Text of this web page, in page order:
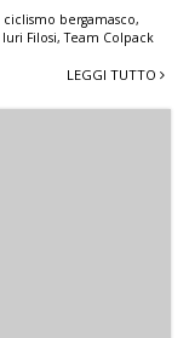
ciclismo bergamasco,
Iuri Filosi,Team Colpack
LEGGI TUTTO